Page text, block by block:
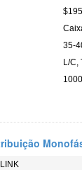
35-
L/C,